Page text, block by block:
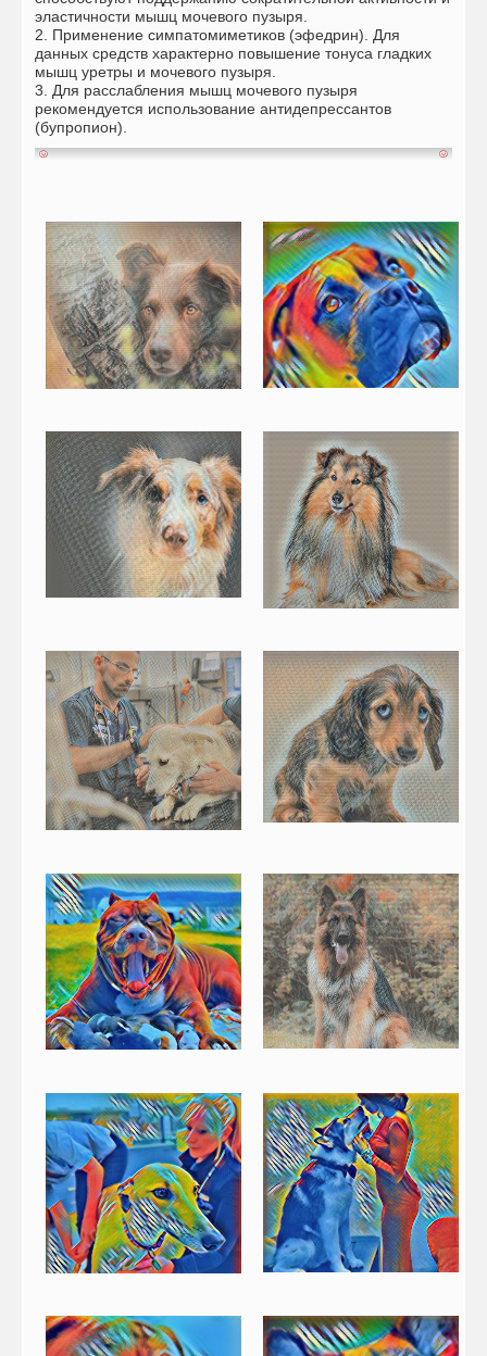
эластичности мышц мочевого пузыря.
2. Применение симпатомиметиков (эфедрин). Для
данных средств характерно повышение тонуса гладких
мышц уретры и мочевого пузыря.
3. Для расслабления мышц мочевого пузыря
рекомендуется использование антидепрессантов
(бупропион).